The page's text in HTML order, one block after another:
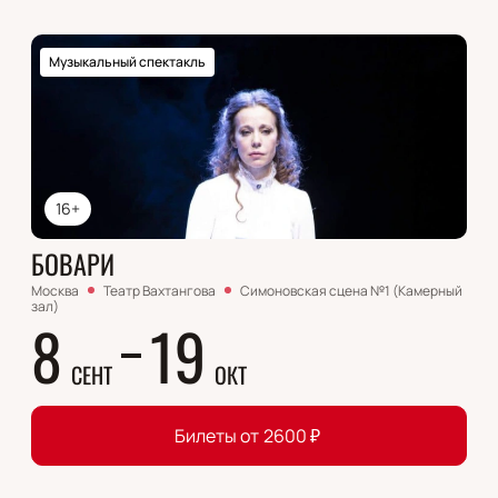
16+
Музыкальный спектакль
БОВАРИ
Москва Театр Вахтангова
Симоновская сцена №1 (Камерный
зал)
8 СЕНТ 19 ОКТ
Билеты от 2600₽